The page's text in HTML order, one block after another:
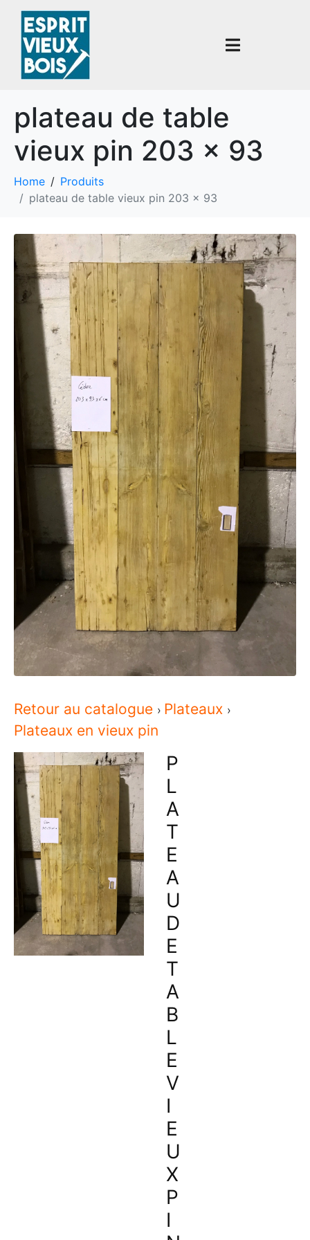
plateau de table
vieux pin 203 x 93
Home
Produits
plateau de table vieux pin 203 x 93
Retour au catalogue
Plateaux
Plateaux en vieux pin
P
L
A
T
E
A
U
D
E
T
A
B
L
E
V
I
E
U
X
P
I